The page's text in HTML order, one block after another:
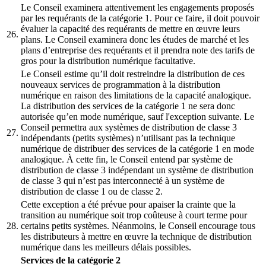
26.
Le Conseil examinera attentivement les engagements proposés
par les requérants de la catégorie 1. Pour ce faire, il doit pouvoir
évaluer la capacité des requérants de mettre en œuvre leurs
plans. Le Conseil examinera donc les études de marché et les
plans d’entreprise des requérants et il prendra note des tarifs de
gros pour la distribution numérique facultative.
27.
Le Conseil estime qu’il doit restreindre la distribution de ces
nouveaux services de programmation à la distribution
numérique en raison des limitations de la capacité analogique.
La distribution des services de la catégorie 1 ne sera donc
autorisée qu’en mode numérique, sauf l'exception suivante. Le
Conseil permettra aux systèmes de distribution de classe 3
indépendants (petits systèmes) n’utilisant pas la technique
numérique de distribuer des services de la catégorie 1 en mode
analogique. À cette fin, le Conseil entend par système de
distribution de classe 3 indépendant un système de distribution
de classe 3 qui n’est pas interconnecté à un système de
distribution de classe 1 ou de classe 2.
28.
Cette exception a été prévue pour apaiser la crainte que la
transition au numérique soit trop coûteuse à court terme pour
certains petits systèmes. Néanmoins, le Conseil encourage tous
les distributeurs à mettre en œuvre la technique de distribution
numérique dans les meilleurs délais possibles.
Services de la catégorie 2